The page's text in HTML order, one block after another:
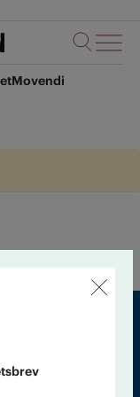
Movendi